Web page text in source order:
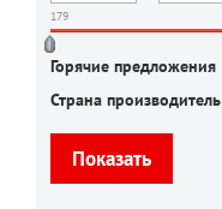
179
Горячие предложения
Страна производитель